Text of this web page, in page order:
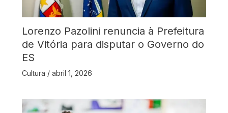
Lorenzo Pazolini renuncia à Prefeitura
de Vitória para disputar o Governo do
ES
Cultura / abril 1, 2026